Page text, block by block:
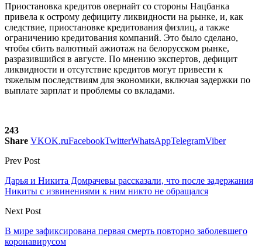
Приостановка кредитов овернайт со стороны Нацбанка
привела к острому дефициту ликвидности на рынке, и, как
следствие, приостановке кредитования физлиц, а также
ограничению кредитования компаний. Это было сделано,
чтобы сбить валютный ажиотаж на белорусском рынке,
разразившийся в августе. По мнению экспертов, дефицит
ликвидности и отсутствие кредитов могут привести к
тяжелым последствиям для экономики, включая задержки по
выплате зарплат и проблемы со вкладами.
243
Share VKOK.ruFacebookTwitterWhatsAppTelegramViber
Prev Post
Дарья и Никита Домрачевы рассказали, что после задержания
Никиты с извинениями к ним никто не обращался
Next Post
В мире зафиксирована первая смерть повторно заболевшего
коронавирусом